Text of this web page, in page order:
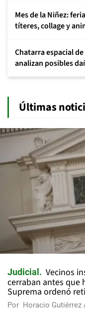
Mes de la Niñez:
títeres, collage y
Chatarra espacial
analizan posibles
Últimas
Judicial
Vecinos
cerraban antes que
Suprema ordenó
Por Horacio Gutiérrez